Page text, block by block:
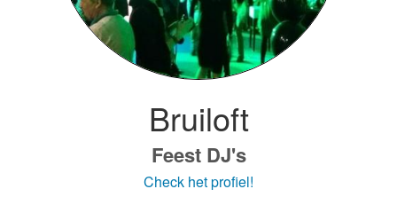
Bruiloft
Feest DJ's
Check het profiel!